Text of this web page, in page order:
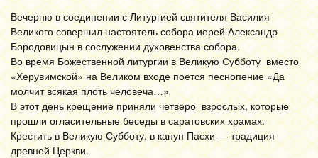
Вечерню в соединении с Литургией святителя Василия
Великого совершил настоятель собора иерей Александр
Бородовицын в сослужении духовенства собора.
Во время Божественной литургии в Великую Субботу вместо
«Херувимской» на Великом входе поется песнопение «Да
молчит всякая плоть человеча…»
В этот день крещение приняли четверо взрослых, которые
прошли огласительные беседы в саратовских храмах.
Крестить в Великую Субботу, в канун Пасхи — традиция
древней Церкви.